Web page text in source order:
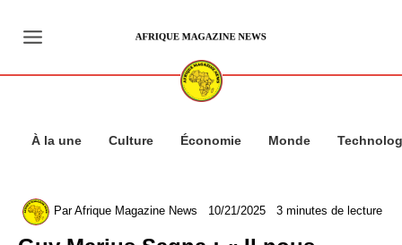
contenu
À la une Culture Économie Monde
ParAfrique Magazine News 10/21/2025 3 minutes de lecture